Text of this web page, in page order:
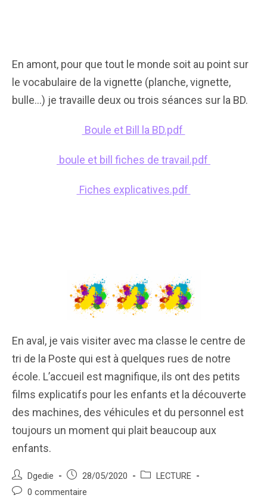
En amont, pour que tout le monde soit au point sur
le vocabulaire de la vignette (planche, vignette,
bulle…) je travaille deux ou trois séances sur la BD.
Boule et Bill la BD.pdf
boule et bill fiches de travail.pdf
Fiches explicatives.pdf
En aval, je vais visiter avec ma classe le centre de
tri de la Poste qui est à quelques rues de notre
école. L’accueil est magnifique, ils ont des petits
films explicatifs pour les enfants et la découverte
des machines, des véhicules et du personnel est
toujours un moment qui plait beaucoup aux
enfants.
Auteur/autrice
de
Dgedie
Post
published:
28/05/2020
PostLECTURE
Post0 commentaire